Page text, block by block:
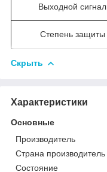
Выходной сигнал
Степень защиты
Скрыть
Характеристики
Основные
Производитель
Страна производитель
Состояние